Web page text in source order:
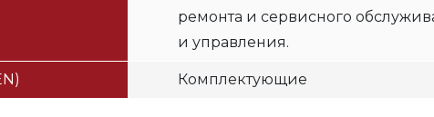
ремонта и сервисного
и управления.
Комплектующие